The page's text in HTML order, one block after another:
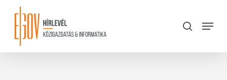
content
search
Menu
Close